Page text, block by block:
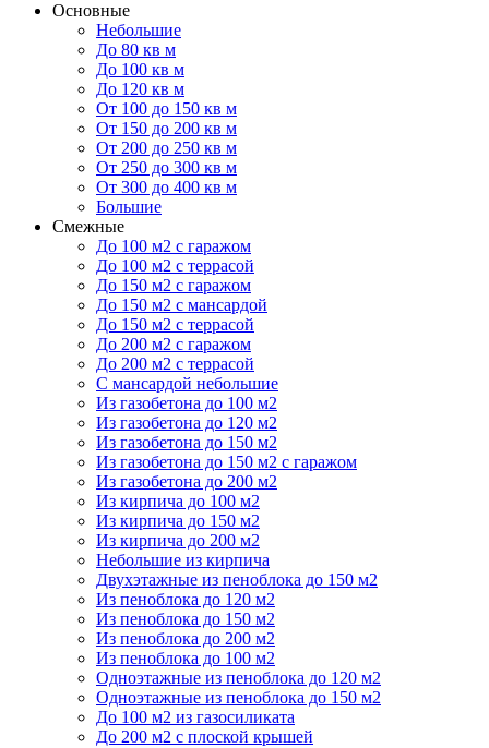
Основные
Небольшие
До 80 кв м
До 100 кв м
До 120 кв м
От 100 до 150 кв м
От 150 до 200 кв м
От 200 до 250 кв м
От 250 до 300 кв м
От 300 до 400 кв м
Большие
Смежные
До 100 м2 с гаражом
До 100 м2 с террасой
До 150 м2 с гаражом
До 150 м2 с мансардой
До 150 м2 с террасой
До 200 м2 с гаражом
До 200 м2 с террасой
С мансардой небольшие
Из газобетона до 100 м2
Из газобетона до 120 м2
Из газобетона до 150 м2
Из газобетона до 150 м2 с гаражом
Из газобетона до 200 м2
Из кирпича до 100 м2
Из кирпича до 150 м2
Из кирпича до 200 м2
Небольшие из кирпича
Двухэтажные из пеноблока до 150 м2
Из пеноблока до 120 м2
Из пеноблока до 150 м2
Из пеноблока до 200 м2
Из пеноблока до 100 м2
Одноэтажные из пеноблока до 120 м2
Одноэтажные из пеноблока до 150 м2
До 100 м2 из газосиликата
До 200 м2 с плоской крышей